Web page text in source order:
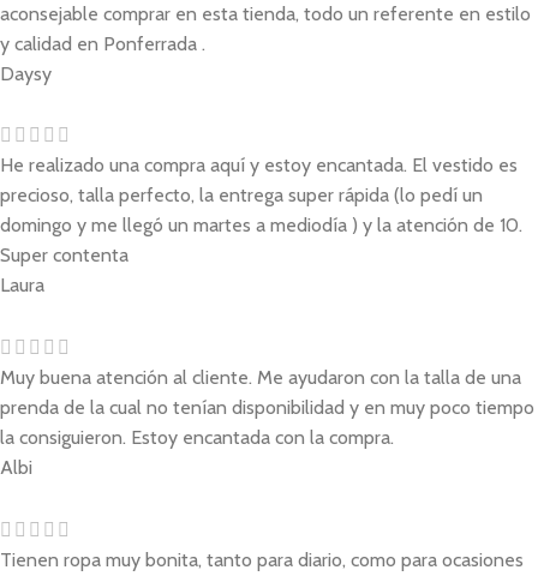
aconsejable comprar en esta tienda, todo un referente en estilo
y calidad en Ponferrada .
Daysy
He realizado una compra aquí y estoy encantada. El vestido es
precioso, talla perfecto, la entrega super rápida (lo pedí un
domingo y me llegó un martes a mediodía ) y la atención de 10.
Super contenta
Laura
Muy buena atención al cliente. Me ayudaron con la talla de una
prenda de la cual no tenían disponibilidad y en muy poco tiempo
la consiguieron. Estoy encantada con la compra.
Albi
Tienen ropa muy bonita, tanto para diario, como para ocasiones